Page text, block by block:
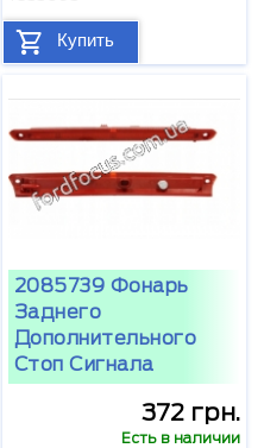
Купить
2085739 Фонарь
Заднего
Дополнительного
Стоп Сигнала
372 грн.
Есть в наличии